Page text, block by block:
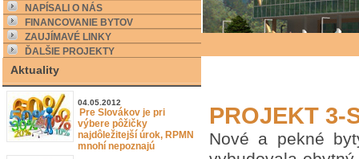
NAPÍSALI O NÁS
FINANCOVANIE BYTOV
ZAUJÍMAVÉ LINKY
ĎALŠIE PROJEKTY
Aktuality
04.05.2012
Pre Slovákov je pri
výbere pôžičky
najdôležitejší úrok, RPMN
mnohí nepoznajú
PROJEKT 3-
Nové a pekné